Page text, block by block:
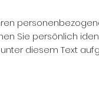
Sie persönlich
diesem Text